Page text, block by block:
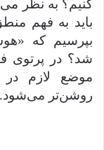
کنیم؟ به نظر
باید به فهم
بپرسیم که
شد؟ در پرتوی
موضع لازم در
روشن‌تر می‌شود.